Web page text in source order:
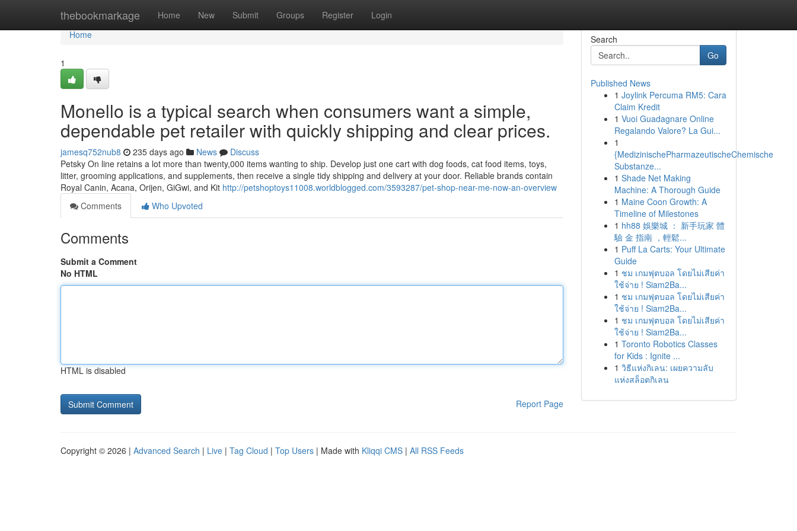
thebookmarkage Home New Submit Groups Register Login
Home
Home
1
Monello is a typical search when consumers want a simple,
dependable pet retailer with quickly shipping and clear prices.
jamesq752nub8 235 days ago News
Discuss
Petsky On line retains a lot more than twenty,000 items wanting to ship. Develop just one cart with dog foods, cat food items, toys,
litter, grooming applications, and supplements, then receive a single tidy shipping and delivery at your door. Reliable brands contain
Royal Canin, Acana, Orijen, GiGwi, and Kit http://petshoptoys11008.worldblogged.com/3593287/pet-shop-near-me-now-an-overview
Comments
Who Upvoted
Comments
Submit a Comment
No HTML
HTML is disabled
Report Page
Search
Go
Published News
1 Joylink Percuma RM5: Cara
Claim Kredit
1 Vuoi Guadagnare Online
Regalando Valore? La Gui...
1
{MedizinischePharmazeutischeChemische
Substanze...
1 Shade Net Making
Machine: A Thorough Guide
1 Maine Coon Growth: A
Timeline of Milestones
1 hh88 娛樂城 ： 新手玩家 體
驗 金 指南 ，輕鬆...
1 Puff La Carts: Your Ultimate
Guide
1 ชม เกมฟุตบอล โดยไม่เสียค่า
ใช้จ่าย ! Siam2Ba...
1 ชม เกมฟุตบอล โดยไม่เสียค่า
ใช้จ่าย ! Siam2Ba...
1 ชม เกมฟุตบอล โดยไม่เสียค่า
ใช้จ่าย ! Siam2Ba...
1 Toronto Robotics Classes
for Kids : Ignite ...
1 วิธีแห่งกิเลน: เผยความลับ
แห่งสล็อตกิเลน
Copyright © 2026 | Advanced Search | Live | Tag Cloud | Top Users | Made with Kliqqi CMS | All RSS Feeds